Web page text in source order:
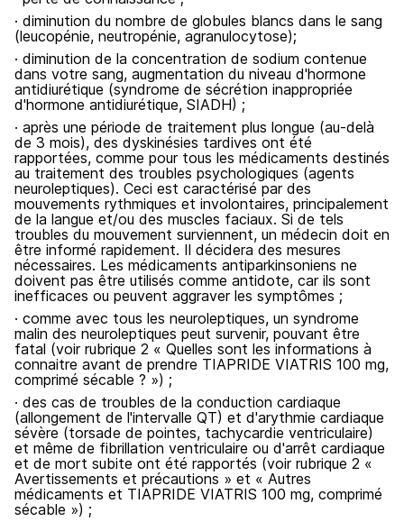
· diminution du nombre de globules blancs dans le sang
(leucopénie, neutropénie, agranulocytose);
· diminution de la concentration de sodium contenue
dans votre sang, augmentation du niveau d'hormone
antidiurétique (syndrome de sécrétion inappropriée
d'hormone antidiurétique, SIADH) ;
· après une période de traitement plus longue (au-delà
de 3 mois), des dyskinésies tardives ont été
rapportées, comme pour tous les médicaments destinés
au traitement des troubles psychologiques (agents
neuroleptiques). Ceci est caractérisé par des
mouvements rythmiques et involontaires, principalement
de la langue et/ou des muscles faciaux. Si de tels
troubles du mouvement surviennent, un médecin doit en
être informé rapidement. Il décidera des mesures
nécessaires. Les médicaments antiparkinsoniens ne
doivent pas être utilisés comme antidote, car ils sont
inefficaces ou peuvent aggraver les symptômes ;
· comme avec tous les neuroleptiques, un syndrome
malin des neuroleptiques peut survenir, pouvant être
fatal (voir rubrique 2 « Quelles sont les informations à
connaitre avant de prendre TIAPRIDE VIATRIS 100 mg,
comprimé sécable ? ») ;
· des cas de troubles de la conduction cardiaque
(allongement de l'intervalle QT) et d'arythmie cardiaque
sévère (torsade de pointes, tachycardie ventriculaire)
et même de fibrillation ventriculaire ou d'arrêt cardiaque
et de mort subite ont été rapportés (voir rubrique 2 «
Avertissements et précautions » et « Autres
médicaments et TIAPRIDE VIATRIS 100 mg, comprimé
sécable ») ;